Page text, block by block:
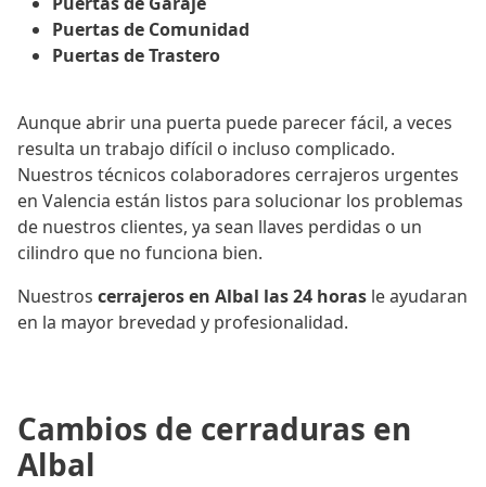
Puertas de Comunidad
Puertas de Trastero
Aunque abrir una puerta puede parecer fácil, a veces
resulta un trabajo difícil o incluso complicado.
Nuestros técnicos colaboradores cerrajeros urgentes
en Valencia están listos para solucionar los problemas
de nuestros clientes, ya sean llaves perdidas o un
cilindro que no funciona bien.
Nuestros cerrajeros en Albal las 24 horas le ayudaran
en la mayor brevedad y profesionalidad.
Cambios de cerraduras en
Albal